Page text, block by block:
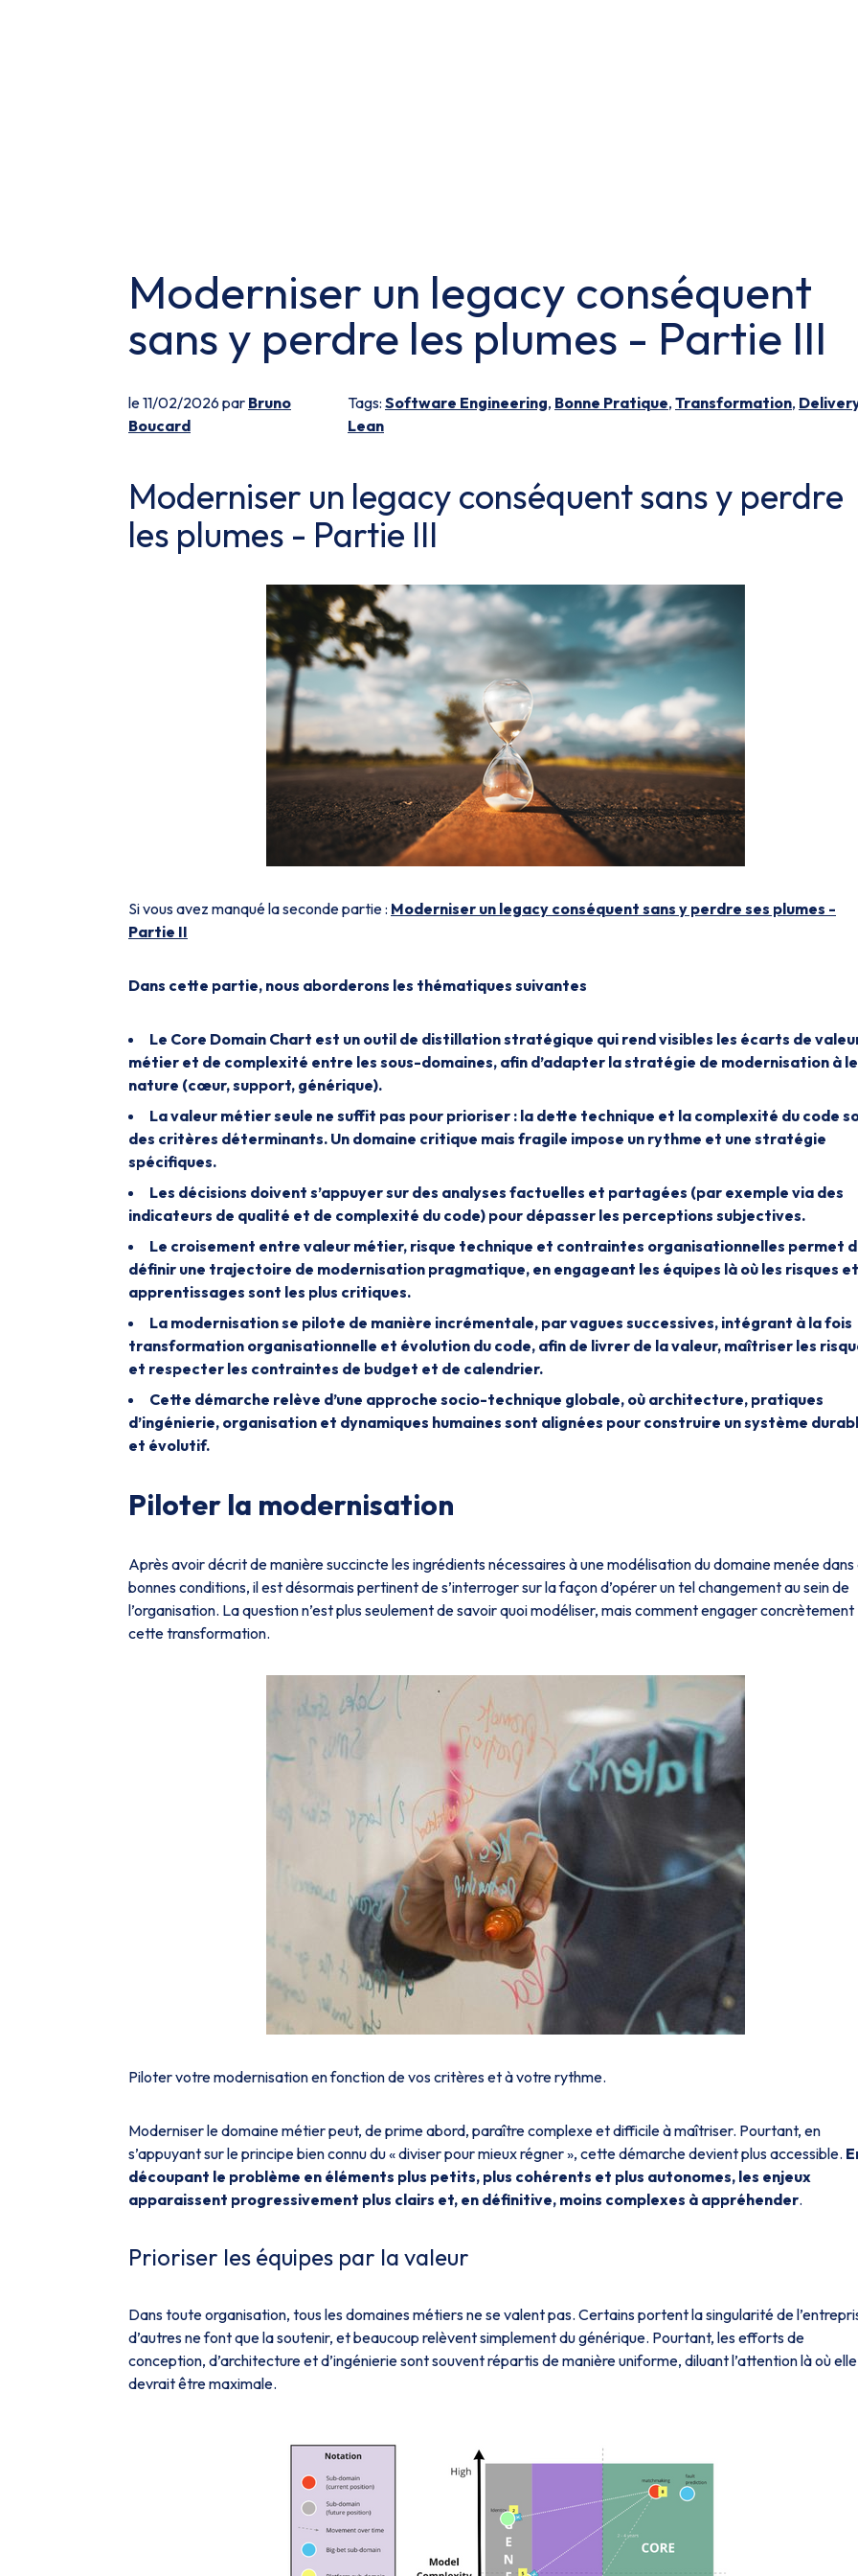
Moderniser un legacy conséquent
sans y perdre les plumes - Partie III
le 11/02/2026 par Bruno
Boucard
Tags: Software Engineering, Bonne Pratique, Transformation,
Lean
Moderniser un legacy conséquent sans y perdre
les plumes - Partie III
Si vous avez manqué la seconde partie : Moderniser un legacy conséquent sans y perdre ses plumes -
Partie II
Dans cette partie, nous aborderons les thématiques suivantes
Le Core Domain Chart est un outil de distillation stratégique qui rend visibles les écarts de
métier et de complexité entre les sous-domaines, afin d’adapter la stratégie de modernisation à
nature (cœur, support, générique).
La valeur métier seule ne suffit pas pour prioriser : la dette technique et la complexité du code
des critères déterminants. Un domaine critique mais fragile impose un rythme et une stratégie
spécifiques.
Les décisions doivent s’appuyer sur des analyses factuelles et partagées (par exemple via des
indicateurs de qualité et de complexité du code) pour dépasser les perceptions subjectives.
Le croisement entre valeur métier, risque technique et contraintes organisationnelles permet
définir une trajectoire de modernisation pragmatique, en engageant les équipes là où les risques
apprentissages sont les plus critiques.
La modernisation se pilote de manière incrémentale, par vagues successives, intégrant à la fois
transformation organisationnelle et évolution du code, afin de livrer de la valeur, maîtriser les
et respecter les contraintes de budget et de calendrier.
Cette démarche relève d’une approche socio-technique globale, où architecture, pratiques
d’ingénierie, organisation et dynamiques humaines sont alignées pour construire un système
et évolutif.
Piloter la modernisation
Après avoir décrit de manière succincte les ingrédients nécessaires à une modélisation du domaine menée dans
bonnes conditions, il est désormais pertinent de s’interroger sur la façon d’opérer un tel changement au sein de
l’organisation. La question n’est plus seulement de savoirquoimodéliser, maiscommentengager concrètement
cette transformation.
Piloter votre modernisation en fonction de vos critères et à votre rythme.
Moderniser le domaine métier peut, de prime abord, paraître complexe et difficile à maîtriser. Pourtant, en
s’appuyant sur le principe bien connu du « diviser pour mieux régner », cette démarche devient plus accessible.
découpant le problème en éléments plus petits, plus cohérents et plus autonomes, les enjeux
apparaissent progressivement plus clairs et, en définitive, moins complexes à appréhender.
Prioriser les équipes par la valeur
Dans toute organisation, tous les domaines métiers ne se valent pas. Certains portent la singularité de
d’autres ne font que la soutenir, et beaucoup relèvent simplement du générique. Pourtant, les efforts de
conception, d’architecture et d’ingénierie sont souvent répartis de manière uniforme, diluant l’attention là où elle
devrait être maximale.